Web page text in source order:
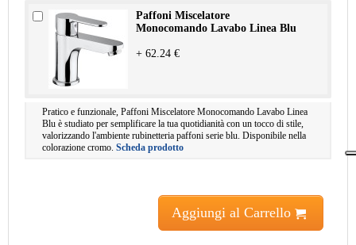
Paffoni Miscelatore
Monocomando Lavabo Linea Blu
+ 62.24 €
Pratico e funzionale, Paffoni Miscelatore Monocomando Lavabo Linea
Blu è studiato per semplificare la tua quotidianità con un tocco di stile,
valorizzando l'ambiente rubinetteria paffoni serie blu. Disponibile nella
colorazione cromo. Scheda prodotto
Aggiungi al Carrello